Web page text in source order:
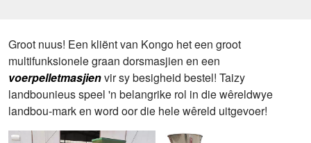
Groot nuus! Een kliënt van Kongo het een groot
multifunksionele graan dorsmasjien en een
voerpelletmasjienvir sy besigheid bestel! Taizy
landbounieus speel 'n belangrike rol in die wêreldwye
landbou-mark en word oor die hele wêreld uitgevoer!